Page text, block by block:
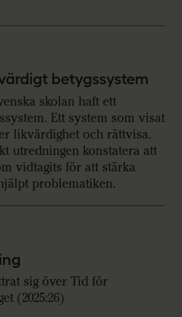
betygssystem
skolan haft ett
Ett system som visat
likvärdighet och rättvisa.
utredningen konstatera att
vidtagits för att stärka
problematiken.
sig över Tid för
(2025:26)